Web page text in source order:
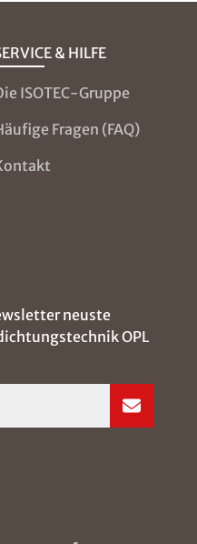
& HILFE
ISOTEC-Gruppe
Fragen (FAQ)
neuste
OPL